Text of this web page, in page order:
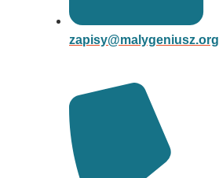
zapisy@malygeniusz.org